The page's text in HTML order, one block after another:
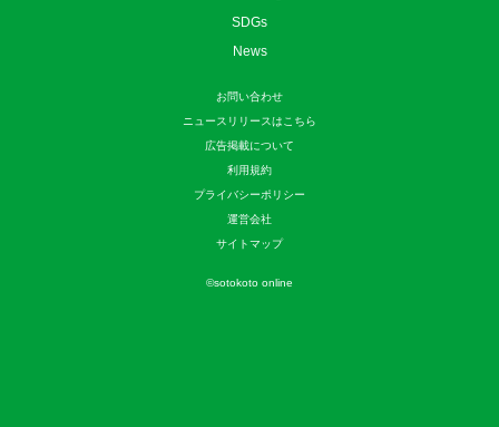
SDGs
News
お問い合わせ
ニュースリリースはこちら
広告掲載について
利用規約
プライバシーポリシー
運営会社
サイトマップ
©sotokoto online